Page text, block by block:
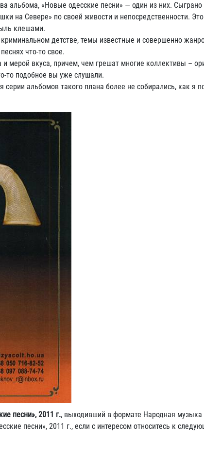
альбома, «Новые одесские песни» — один из них.
на Севере» по своей живости и непосредственности.
клешами.
детстве, темы известные и совершенно
что-то свое.
мерой вкуса, причем, чем грешат многие коллективы –
то подобное вы уже слушали.
альбомов такого плана более не собирались, как я
песни», 2011 г., выходивший в формате Народная
песни», 2011 г., если с интересом относитесь к